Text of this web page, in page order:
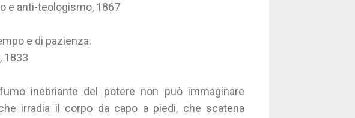
e anti-teologismo, 1867
e di pazienza.
1833
inebriante del potere non può immaginare
irradia il corpo da capo a piedi, che scatena